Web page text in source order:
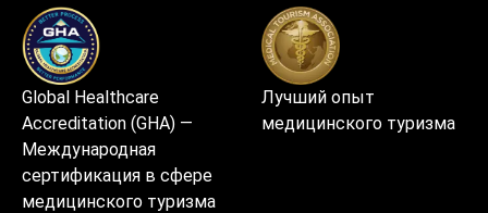
Global Healthcare
Accreditation (GHA) —
Международная
сертификация в сфере
медицинского туризма
Лучший опыт
медицинского туризма